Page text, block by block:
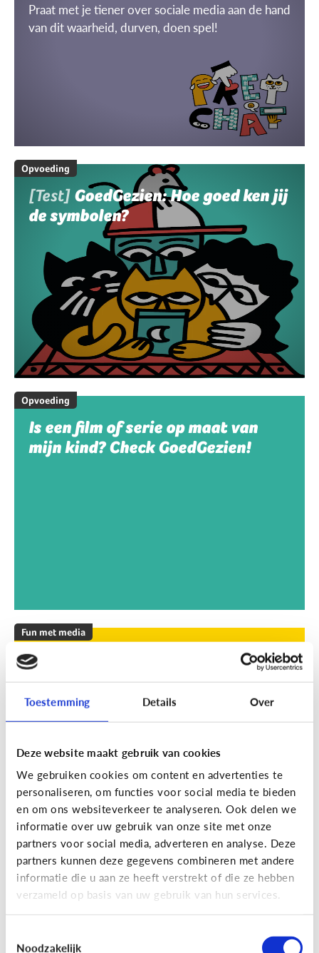
Toestemming Details Over
Deze website maakt gebruik van cookies
We gebruiken cookies om content en advertenties te
personaliseren, om functies voor social media te bieden
en om ons websiteverkeer te analyseren. Ook delen we
informatie over uw gebruik van onze site met onze
partners voor social media, adverteren en analyse. Deze
partners kunnen deze gegevens combineren met andere
informatie die u aan ze heeft verstrekt of die ze hebben
verzameld op basis van uw gebruik van hun services.
Noodzakelijk
Praat met je tiener over sociale media aan de hand
van dit waarheid, durven, doen spel!
Opvoeding
[Test] GoedGezien: Hoe goed ken jij
de symbolen?
Opvoeding
Is een film of serie op maat van
mijn kind? Check GoedGezien!
Fun met media
Leuke apps voor tieners om de
zomer door te komen
Geef je kind een duwtje in de rug met deze leuke
apps tegen verveling, waar ze op eigen houtje
Fun met media
Fun met foto’s: zo boost je de
creativiteit van je kind